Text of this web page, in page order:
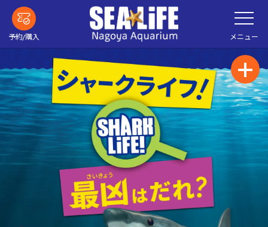
コ
ン
ン
ツ
へ
予約/購入
メ
ニ
ュ
ー
を
開
く
メニュー